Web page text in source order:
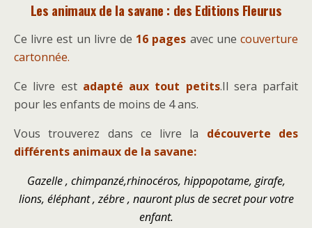
Les animaux de la savane : des Editions Fleurus
Ce livre est un livre de 16 pages avec une couverture
cartonnée.
Ce livre est adapté aux tout petits.Il sera parfait
pour les enfants de moins de 4 ans.
Vous trouverez dans ce livre la découverte des
différents animaux de la savane:
Gazelle , chimpanzé,rhinocéros, hippopotame, girafe,
lions, éléphant , zébre , nauront plus de secret pour votre
enfant.